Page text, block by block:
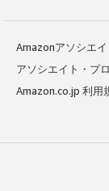
Amazonアソシエ
アソシエイト・プ
Amazon.co.jp 利用